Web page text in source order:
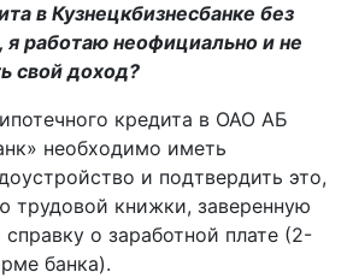
в Кузнецкбизнесбанке без
работаю неофициально и не
свой доход?
кредита в ОАО АБ
необходимо иметь
и подтвердить это,
трудовой книжки, заверенную
о заработной плате (2-
банка).